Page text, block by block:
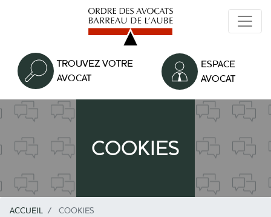
principal
TROUVEZ VOTRE
AVOCAT
ESPACE
AVOCAT
COOKIES
ACCUEIL COOKIES